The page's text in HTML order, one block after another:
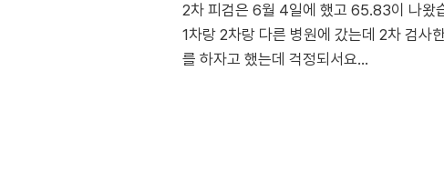
2차 피검은 6월 4일에 했고 65.83이 나왔
1차랑 2차랑 다른 병원에 갔는데 2차 검사
를 하자고 했는데 걱정되서요…